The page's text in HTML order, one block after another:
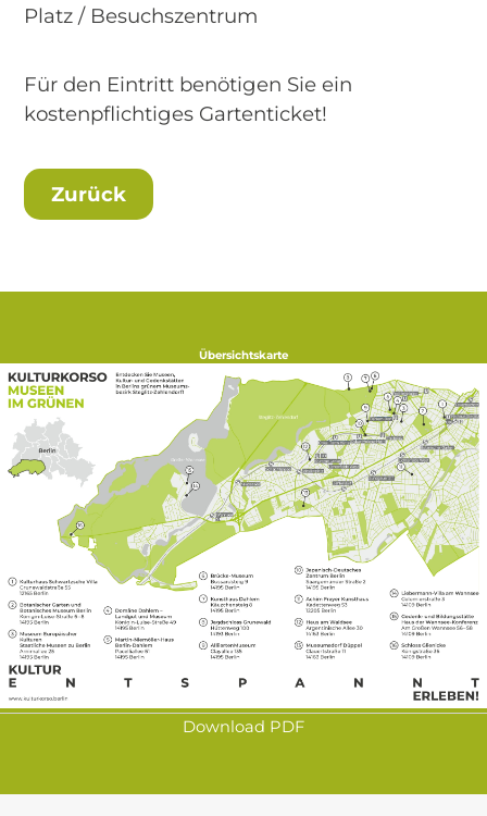
Platz / Besuchszentrum
Für den Eintritt benötigen Sie ein
kostenpflichtiges Gartenticket!
Zurück
Übersichtskarte
Download PDF